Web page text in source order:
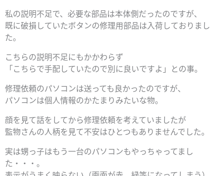
私の説明不足で、必要な部品は本体側だったのですが、
既に破損していたボタンの修理用部品は入荷しておりまし
た。
こちらの説明不足にもかかわらず
「こちらで手配していたので別に良いですよ」との事。
修理依頼のパソコンは送っても良かったのですが、
パソコンは個人情報のかたまりみたいな物。
顔を見て話をしてから修理依頼を考えていましたが
監物さんの人柄を見て不安はひとつもありませんでした。
実は甥っ子はもう一台のパソコンもやっちゃってまし
た・・・。